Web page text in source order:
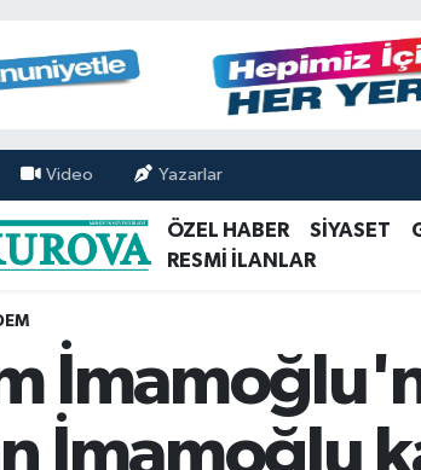
Video Yazarlar
ÖZEL HABER SİYASET
RESMİ İLANLAR
İmamoğlu
Fikstür